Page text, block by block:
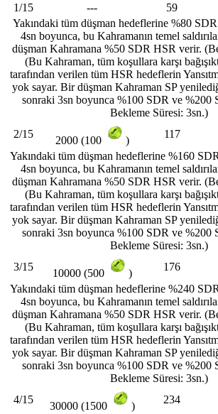
1/15
--- 59
Yakındaki tüm düşman hedeflerine %80
4sn boyunca, bu Kahramanın temel
düşman Kahramana %50 SDR HSR verir.
(Bu Kahraman, tüm koşullara karşı
tarafından verilen tüm HSR hedeflerin
yok sayar. Bir düşman Kahraman SP
sonraki 3sn boyunca %100 SDR ve %200
Bekleme Süresi: 3sn.)
2/15
2000 (100 )
117
Yakındaki tüm düşman hedeflerine %160
4sn boyunca, bu Kahramanın temel
düşman Kahramana %50 SDR HSR verir.
(Bu Kahraman, tüm koşullara karşı
tarafından verilen tüm HSR hedeflerin
yok sayar. Bir düşman Kahraman SP
sonraki 3sn boyunca %100 SDR ve %200
Bekleme Süresi: 3sn.)
3/15
10000 (500 )
176
Yakındaki tüm düşman hedeflerine %240
4sn boyunca, bu Kahramanın temel
düşman Kahramana %50 SDR HSR verir.
(Bu Kahraman, tüm koşullara karşı
tarafından verilen tüm HSR hedeflerin
yok sayar. Bir düşman Kahraman SP
sonraki 3sn boyunca %100 SDR ve %200
Bekleme Süresi: 3sn.)
4/15
30000 (1500 )
234